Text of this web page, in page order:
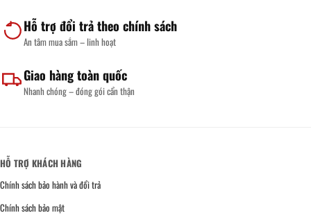
Hỗ trợ đổi trả theo chính sách
An tâm mua sắm – linh hoạt
Giao hàng toàn quốc
Nhanh chóng – đóng gói cẩn thận
HỖ TRỢ KHÁCH HÀNG
Chính sách bảo hành và đổi trả
Chính sách bảo mật